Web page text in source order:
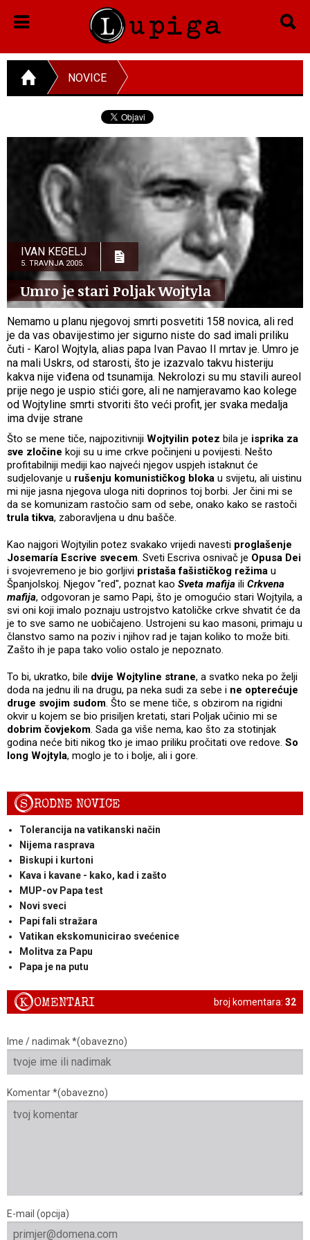
NOVICE
IVAN KEGELJ
5. TRAVNJA 2005.
Umro je stari Poljak Wojtyla
Nemamo u planu njegovoj smrti posvetiti 158 novica, ali red
je da vas obavijestimo jer sigurno niste do sad imali priliku
čuti - Karol Wojtyla, alias papa Ivan Pavao II mrtav je. Umro je
na mali Uskrs, od starosti, što je izazvalo takvu histeriju
kakva nije viđena od tsunamija. Nekrolozi su mu stavili aureol
prije nego je uspio stići gore, ali ne namjeravamo kao kolege
od Wojtyline smrti stvoriti što veći profit, jer svaka medalja
ima dvije strane
Što se mene tiče, najpozitivniji Wojtyilin potez bila je isprika za
sve zločine koji su u ime crkve počinjeni u povijesti. Nešto
profitabilniji mediji kao najveći njegov uspjeh istaknut će
sudjelovanje u rušenju komunističkog bloka u svijetu, ali uistinu
mi nije jasna njegova uloga niti doprinos toj borbi. Jer čini mi se
da se komunizam rastočio sam od sebe, onako kako se rastoči
trula tikva, zaboravljena u dnu bašče.
Kao najgori Wojtyilin potez svakako vrijedi navesti proglašenje
Josemaría Escrive svecem. Sveti Escriva osnivač je Opusa Dei
i svojevremeno je bio gorljivi pristaša fašističkog režima u
Španjolskoj. Njegov "red", poznat kao Sveta mafija ili Crkvena
mafija, odgovoran je samo Papi, što je omogućio stari Wojtyila, a
svi oni koji imalo poznaju ustrojstvo katoličke crkve shvatit će da
je to sve samo ne uobičajeno. Ustrojeni su kao masoni, primaju u
članstvo samo na poziv i njihov rad je tajan koliko to može biti.
Zašto ih je papa tako volio ostalo je nepoznato.
To bi, ukratko, bile dvije Wojtyline strane, a svatko neka po želji
doda na jednu ili na drugu, pa neka sudi za sebe i ne opterećuje
druge svojim sudom. Što se mene tiče, s obzirom na rigidni
okvir u kojem se bio prisiljen kretati, stari Poljak učinio mi se
dobrim čovjekom. Sada ga više nema, kao što za stotinjak
godina neće biti nikog tko je imao priliku pročitati ove redove. So
long Wojtyla, moglo je to i bolje, ali i gore.
SRODNE NOVICE
Tolerancija na vatikanski način
Nijema rasprava
Biskupi i kurtoni
Kava i kavane - kako, kad i zašto
MUP-ov Papa test
Novi sveci
Papi fali stražara
Vatikan ekskomunicirao svećenice
Molitva za Papu
Papa je na putu
broj komentara: 32
KOMENTARI
Ime / nadimak *(obavezno)
Komentar *(obavezno)
E-mail (opcija)